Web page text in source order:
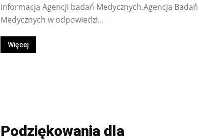
informacją Agencji badań Medycznych.Agencja Badań
Medycznych w odpowiedzi...
Więcej
Podziękowania dla